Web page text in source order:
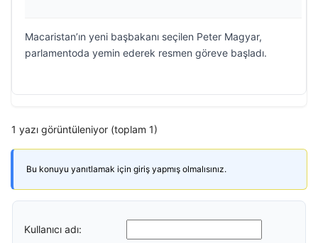
Macaristan’ın yeni başbakanı seçilen Peter Magyar,
parlamentoda yemin ederek resmen göreve başladı.
1 yazı görüntüleniyor (toplam 1)
Bu konuyu yanıtlamak için giriş yapmış olmalısınız.
Kullanıcı adı: